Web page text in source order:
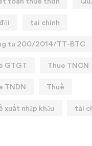
tai chinh
tu 200/2014/TT-BTC
GTGT Thue TNCN
TNDN Thuế
xuất nhập khẩu tài